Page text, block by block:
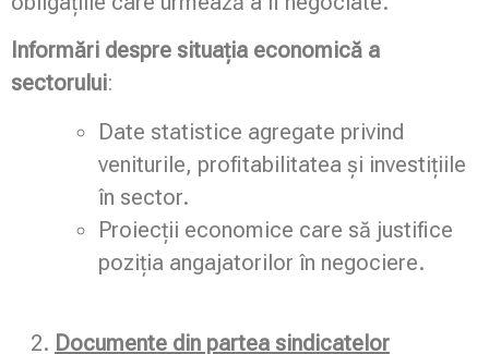
Informări despre situația economică a
sectorului:
Date statistice agregate privind
veniturile, profitabilitatea și investițiile
în sector.
Proiecții economice care să justifice
poziția angajatorilor în negociere.
Documente din partea sindicatelor